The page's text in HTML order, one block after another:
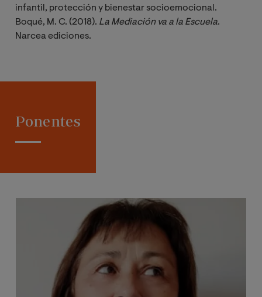
infantil, protección y bienestar socioemocional.
Boqué, M. C. (2018). La Mediación va a la Escuela.
Narcea ediciones.
Ponentes